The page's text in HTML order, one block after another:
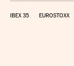
IBEX 35 EUROSTOXX